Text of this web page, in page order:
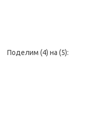
Поделим (4) на (5):